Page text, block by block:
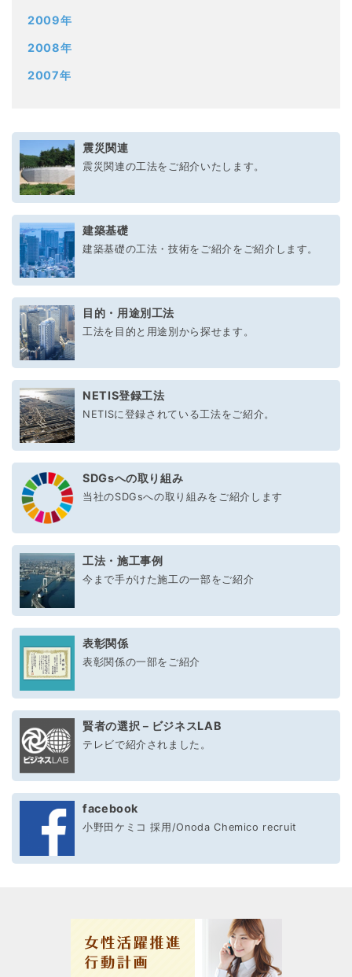
2009年
2008年
2007年
震災関連
震災関連の工法をご紹介いたします。
建築基礎
建築基礎の工法・技術をご紹介をご紹介します。
目的・用途別工法
工法を目的と用途別から探せます。
NETIS登録工法
NETISに登録されている工法をご紹介。
SDGsへの取り組み
当社のSDGsへの取り組みをご紹介します
工法・施工事例
今まで手がけた施工の一部をご紹介
表彰関係
表彰関係の一部をご紹介
賢者の選択－ビジネスLAB
テレビで紹介されました。
facebook
小野田ケミコ 採用/Onoda Chemico recruit